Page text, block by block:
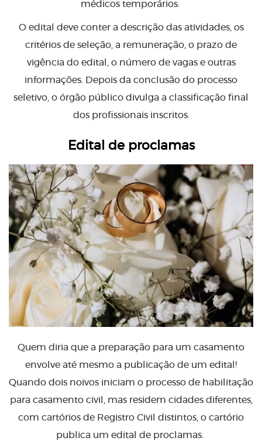
médicos temporários.
O edital deve conter a descrição das atividades, os
critérios de seleção, a remuneração, o prazo de
vigência do edital, o número de vagas e outras
informações. Depois da conclusão do processo
seletivo, o órgão público divulga a classificação final
dos profissionais inscritos.
Edital de proclamas
Quem diria que a preparação para um casamento
envolve até mesmo a publicação de um edital!
Quando dois noivos iniciam o processo de habilitação
para casamento civil, mas residem cidades diferentes,
com cartórios de Registro Civil distintos, o cartório
publica um edital de proclamas.